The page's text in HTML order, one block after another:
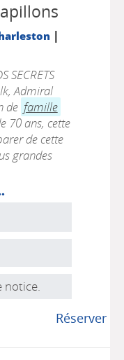
|
SECRETS
Admiral
de famille
70 ans, cette
de cette
grandes
notice.
Réserver